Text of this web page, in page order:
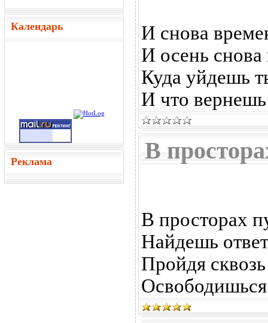
Календарь
Реклама
И снова
И осень
Куда уйдешь
И что
В
В просторах
Найдешь
Пройдя
Освободишься